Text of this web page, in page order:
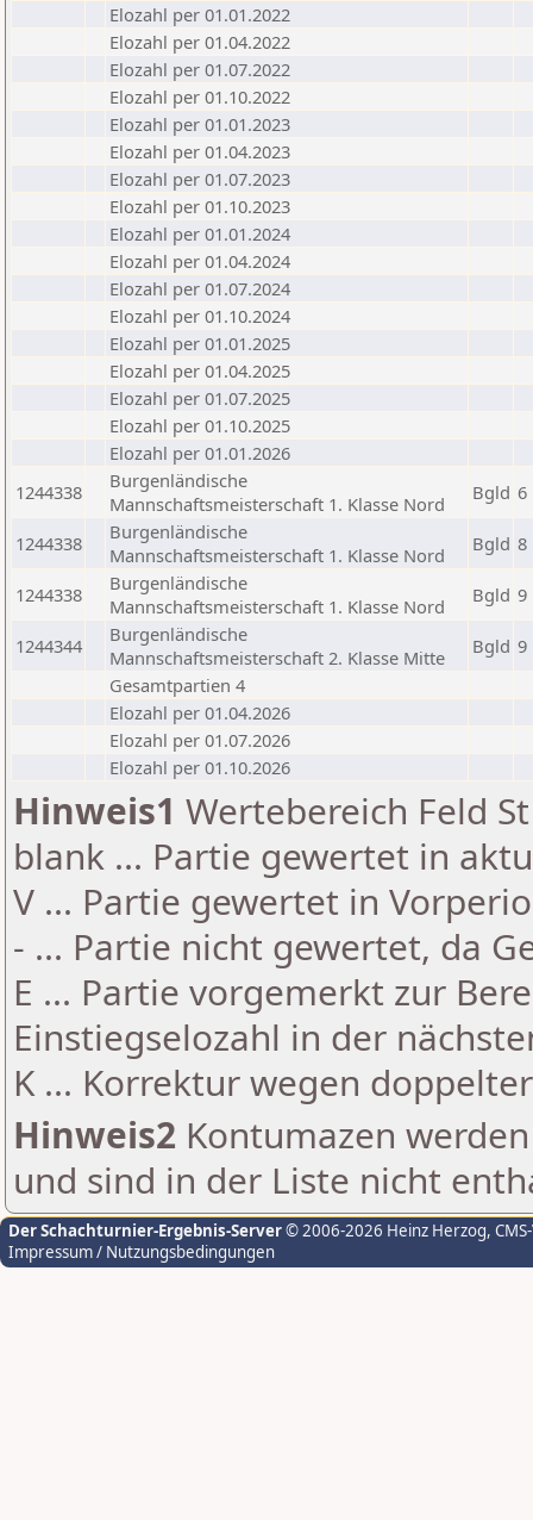
Elozahl per 01.01.2022
Elozahl per 01.04.2022
Elozahl per 01.07.2022
Elozahl per 01.10.2022
Elozahl per 01.01.2023
Elozahl per 01.04.2023
Elozahl per 01.07.2023
Elozahl per 01.10.2023
Elozahl per 01.01.2024
Elozahl per 01.04.2024
Elozahl per 01.07.2024
Elozahl per 01.10.2024
Elozahl per 01.01.2025
Elozahl per 01.04.2025
Elozahl per 01.07.2025
Elozahl per 01.10.2025
Elozahl per 01.01.2026
1244338
Burgenländische
Mannschaftsmeisterschaft 1. Klasse Nord
Bgld 6
1244338
Burgenländische
Mannschaftsmeisterschaft 1. Klasse Nord
Bgld 8
1244338
Burgenländische
Mannschaftsmeisterschaft 1. Klasse Nord
Bgld 9
1244344
Burgenländische
Mannschaftsmeisterschaft 2. Klasse Mitte
Bgld 9
Gesamtpartien 4
Elozahl per 01.04.2026
Elozahl per 01.07.2026
Elozahl per 01.10.2026
Hinweis1 Wertebereich Feld
blank ... Partie gewertet in
V ... Partie gewertet in
- ... Partie nicht gewertet, da
E ... Partie vorgemerkt zur
Einstiegselozahl in der
K ... Korrektur wegen
Hinweis2 Kontumazen
und sind in der Liste nicht
Der Schachturnier-Ergebnis-Server© 2006-2026 Heinz Herzog,
Impressum / Nutzungsbedingungen